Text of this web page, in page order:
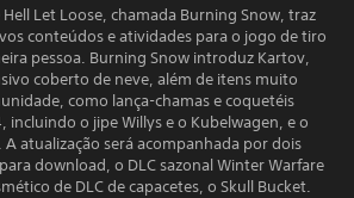
Let Loose, chamada Burning Snow, traz
conteúdos e atividades para o jogo de tiro
pessoa. Burning Snow introduz Kartov,
coberto de neve, além de itens muito
como lança-chamas e coquetéis
incluindo o jipe Willys e o Kubelwagen, e o
atualização será acompanhada por dois
download, o DLC sazonal Winter Warfare
de DLC de capacetes, o Skull Bucket.